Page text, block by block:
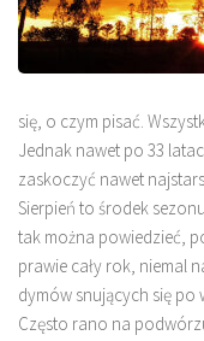
się, o czym pisać.
Jednak nawet po 33
zaskoczyć nawet
Sierpień to środek
tak można powiedzieć,
prawie cały rok, niemal
dymów snujących się po
Często rano na